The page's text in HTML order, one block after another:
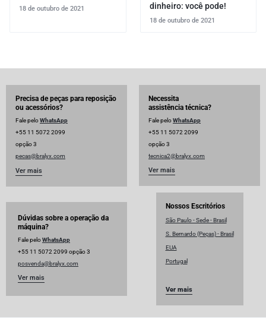
18 de outubro de 2021
dinheiro: você pode!
18 de outubro de 2021
Precisa de peças para reposição
ou acessórios?
Fale peloWhatsApp
+55 11 5072 2099
opção 3
pecas@bralyx.com
Ver mais
Necessita
assistência técnica?
Fale peloWhatsApp
+55 11 5072 2099
opção 3
tecnica2@bralyx.com
Ver mais
Dúvidas sobre a operação da
máquina?
Fale peloWhatsApp
+55 11 5072 2099 opção 3
posvenda@bralyx.com
Ver mais
Nossos Escritórios
São Paulo - Sede - Brasil
S. Bernardo (Peças) - Brasil
EUA
Portugal
Ver mais